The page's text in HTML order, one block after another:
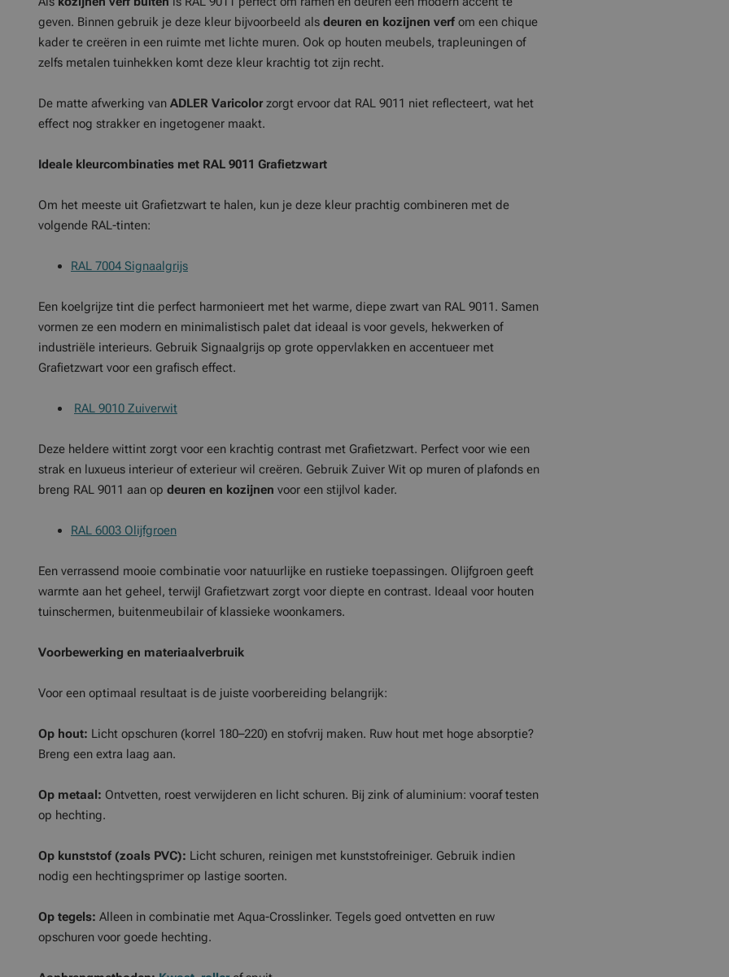
geven. Binnen gebruik je deze kleur bijvoorbeeld als deuren en kozijnen verf om een chique
kader te creëren in een ruimte met lichte muren. Ook op houten meubels, trapleuningen of
zelfs metalen tuinhekken komt deze kleur krachtig tot zijn recht.
De matte afwerking van ADLER Varicolor zorgt ervoor dat RAL 9011 niet reflecteert, wat het
effect nog strakker en ingetogener maakt.
Ideale kleurcombinaties met RAL 9011 Grafietzwart
Om het meeste uit Grafietzwart te halen, kun je deze kleur prachtig combineren met de
volgende RAL-tinten:
RAL 7004 Signaalgrijs
Een koelgrijze tint die perfect harmonieert met het warme, diepe zwart van RAL 9011. Samen
vormen ze een modern en minimalistisch palet dat ideaal is voor gevels, hekwerken of
industriële interieurs. Gebruik Signaalgrijs op grote oppervlakken en accentueer met
Grafietzwart voor een grafisch effect.
RAL 9010 Zuiverwit
Deze heldere wittint zorgt voor een krachtig contrast met Grafietzwart. Perfect voor wie een
strak en luxueus interieur of exterieur wil creëren. Gebruik Zuiver Wit op muren of plafonds en
breng RAL 9011 aan op deuren en kozijnen voor een stijlvol kader.
RAL 6003 Olijfgroen
Een verrassend mooie combinatie voor natuurlijke en rustieke toepassingen. Olijfgroen geeft
warmte aan het geheel, terwijl Grafietzwart zorgt voor diepte en contrast. Ideaal voor houten
tuinschermen, buitenmeubilair of klassieke woonkamers.
Voorbewerking en materiaalverbruik
Voor een optimaal resultaat is de juiste voorbereiding belangrijk:
Op hout: Licht opschuren (korrel 180–220) en stofvrij maken. Ruw hout met hoge absorptie?
Breng een extra laag aan.
Op metaal: Ontvetten, roest verwijderen en licht schuren. Bij zink of aluminium: vooraf testen
op hechting.
Op kunststof (zoals PVC): Licht schuren, reinigen met kunststofreiniger. Gebruik indien
nodig een hechtingsprimer op lastige soorten.
Op tegels: Alleen in combinatie met Aqua-Crosslinker. Tegels goed ontvetten en ruw
opschuren voor goede hechting.